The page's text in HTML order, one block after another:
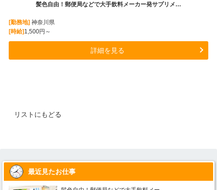
髪色自由！郵便局などで大手飲料メーカー発サプリメ…
[勤務地] 神奈川県
[時給] 1,500円～
詳細を見る
リストにもどる
最近見たお仕事